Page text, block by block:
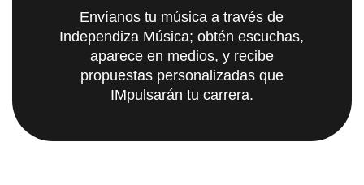
Envíanos tu música a través de
Independiza Música; obtén escuchas,
aparece en medios, y recibe
propuestas personalizadas que
IMpulsarán tu carrera.